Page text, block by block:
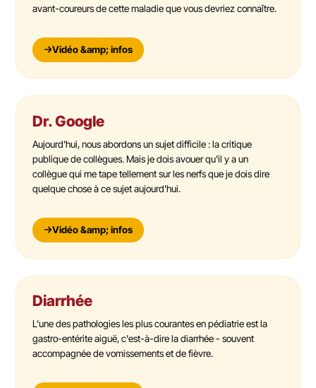
avant-coureurs de cette maladie que vous devriez connaître.
Vidéo &amp; infos
Dr. Google
Aujourd'hui, nous abordons un sujet difficile : la critique
publique de collègues. Mais je dois avouer qu'il y a un
collègue qui me tape tellement sur les nerfs que je dois dire
quelque chose à ce sujet aujourd'hui.
Vidéo &amp; infos
Diarrhée
L'une des pathologies les plus courantes en pédiatrie est la
gastro-entérite aiguë, c'est-à-dire la diarrhée - souvent
accompagnée de vomissements et de fièvre.